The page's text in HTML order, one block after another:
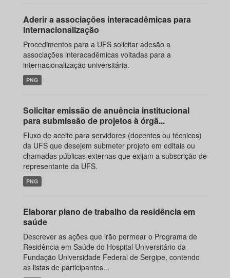
Aderir a associações interacadêmicas para
internacionalização
Procedimentos para a UFS solicitar adesão a
associações interacadêmicas voltadas para a
internacionalização universitária.
PNG
Solicitar emissão de anuência institucional
para submissão de projetos à órgã...
Fluxo de aceite para servidores (docentes ou técnicos)
da UFS que desejem submeter projeto em editais ou
chamadas públicas externas que exijam a subscrição de
representante da UFS.
PNG
Elaborar plano de trabalho da residência em
saúde
Descrever as ações que irão permear o Programa de
Residência em Saúde do Hospital Universitário da
Fundação Universidade Federal de Sergipe, contendo
as listas de participantes...